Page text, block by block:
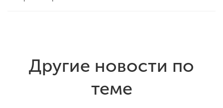
Другие новости по
теме